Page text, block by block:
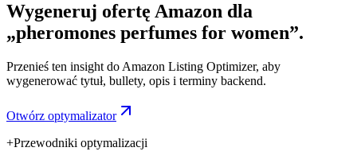
Wygeneruj ofertę Amazon dla
„pheromones perfumes for women”.
Przenieś ten insight do Amazon Listing Optimizer, aby
wygenerować tytuł, bullety, opis i terminy backend.
Otwórz optymalizator
+Przewodniki optymalizacji